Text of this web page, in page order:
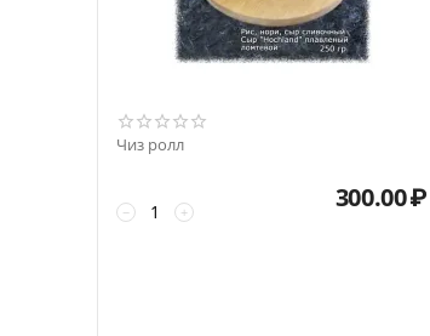
Чиз ролл
+
− 300.00₽